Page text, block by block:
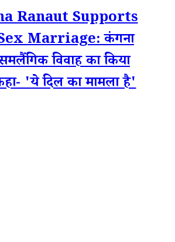
Ranaut Supports
Marriage: कंगना
विवाह का किया
'ये दिल का मामला है'